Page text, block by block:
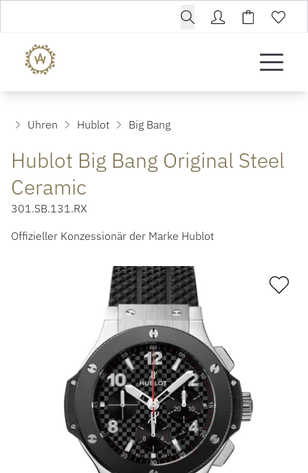
Uhren Hublot Big Bang
Hublot Big Bang Original Steel
Ceramic
301.SB.131.RX
Offizieller Konzessionär der Marke Hublot